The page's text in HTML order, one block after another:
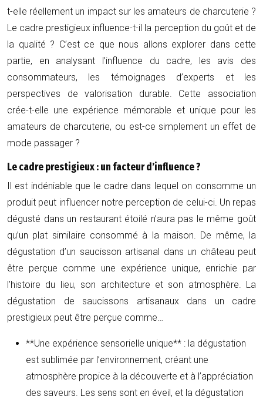
t-elle réellement un impact sur les amateurs de charcuterie ?
Le cadre prestigieux influence-t-il la perception du goût et de
la qualité ? C’est ce que nous allons explorer dans cette
partie, en analysant l’influence du cadre, les avis des
consommateurs, les témoignages d’experts et les
perspectives de valorisation durable. Cette association
crée-t-elle une expérience mémorable et unique pour les
amateurs de charcuterie, ou est-ce simplement un effet de
mode passager ?
Le cadre prestigieux : un facteur d’influence ?
Il est indéniable que le cadre dans lequel on consomme un
produit peut influencer notre perception de celui-ci. Un repas
dégusté dans un restaurant étoilé n’aura pas le même goût
qu’un plat similaire consommé à la maison. De même, la
dégustation d’un saucisson artisanal dans un château peut
être perçue comme une expérience unique, enrichie par
l’histoire du lieu, son architecture et son atmosphère. La
dégustation de saucissons artisanaux dans un cadre
prestigieux peut être perçue comme…
**Une expérience sensorielle unique** : la dégustation
est sublimée par l’environnement, créant une
atmosphère propice à la découverte et à l’appréciation
des saveurs. Les sens sont en éveil, et la dégustation